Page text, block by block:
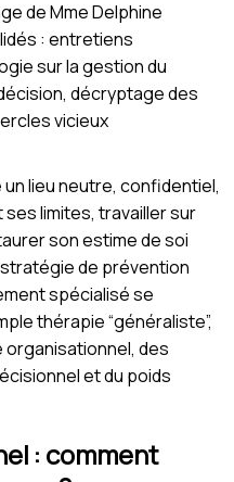
de Mme Delphine
: entretiens
sur la gestion du
décryptage des
vicieux
lieu neutre, confidentiel,
ses limites, travailler sur
son estime de soi
de prévention
spécialisé se
thérapie “généraliste”,
des
et du poids
: comment